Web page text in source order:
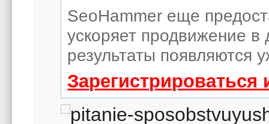
SeoHammer еще
ускоряет продвижение в
результаты появляются